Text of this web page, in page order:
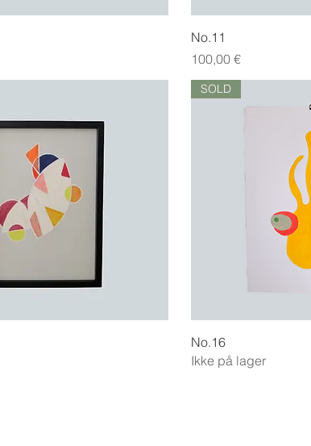
No.11
Pris
100,00 €
SOLD
No.16
Ikke på lager